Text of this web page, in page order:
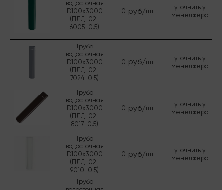
водосточная
D100х3000
(ПЛД-02-
6005-0.5)
0 руб/шт
уточнить у
менеджера
Труба
водосточная
D100х3000
(ПЛД-02-
7024-0.5)
0 руб/шт
уточнить у
менеджера
Труба
водосточная
D100х3000
(ПЛД-02-
8017-0.5)
0 руб/шт
уточнить у
менеджера
Труба
водосточная
D100х3000
(ПЛД-02-
9010-0.5)
0 руб/шт
уточнить у
менеджера
Труба